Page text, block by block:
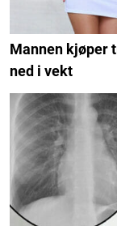
Mannen kjøper
ned i vekt